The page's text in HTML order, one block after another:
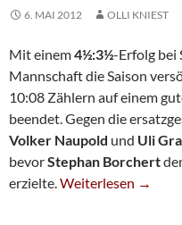
6. MAI 2012 OLLI KNIEST
Mit einem4½:3½-Erfolg bei
Mannschaft die Saison
10:08 Zählern auf einem
beendet. Gegen die
Volker Naupold und Uli
bevorStephan Borchert
erzielte.Fünfte Siegt Zum
Weiterlesen →